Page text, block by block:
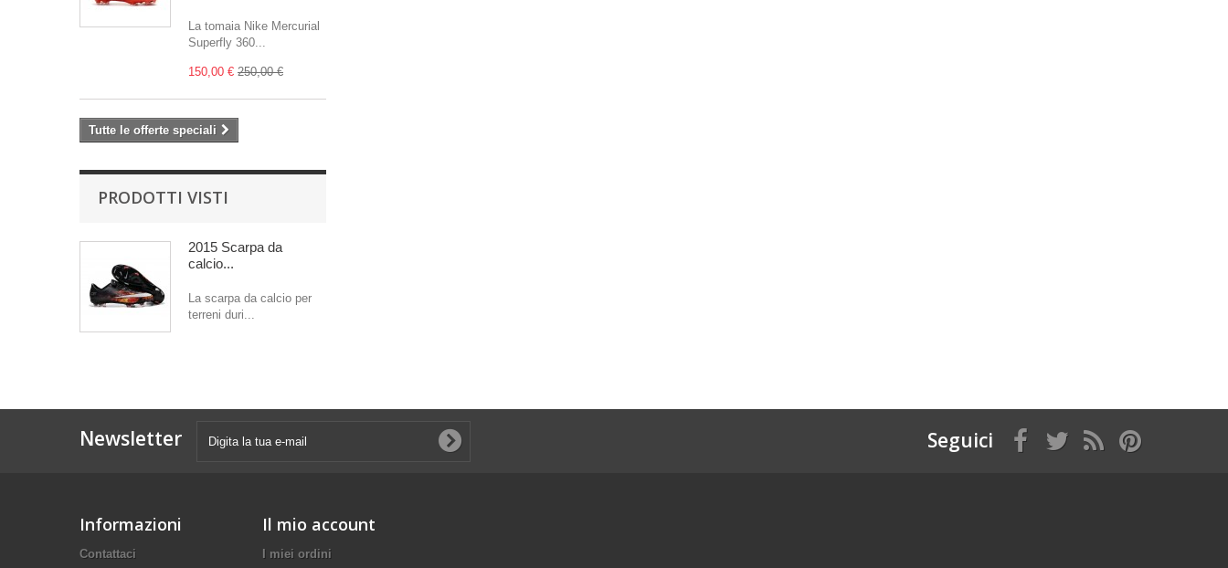
La tomaia Nike Mercurial
Superfly 360...
150,00 € 250,00 €
Tutte le offerte speciali
PRODOTTI VISTI
2015 Scarpa da
calcio...
La scarpa da calcio per
terreni duri...
Newsletter Seguici
Informazioni
Contattaci
Il mio account
I miei ordini